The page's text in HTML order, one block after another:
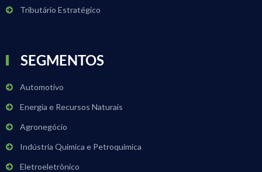
Tributário Estratégico
SEGMENTOS
Automotivo
Energia e Recursos Naturais
Agronegócio
Indústria Química e Petroquímica
Eletroeletrônico